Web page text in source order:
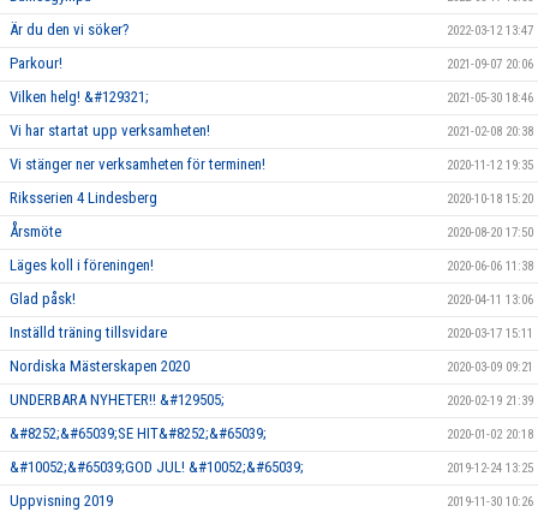
Är du den vi söker? 2022-03-12 13:47
Parkour! 2021-09-07 20:06
Vilken helg! &#129321; 2021-05-30 18:46
Vi har startat upp verksamheten! 2021-02-08 20:38
Vi stänger ner verksamheten för terminen! 2020-11-12 19:35
Riksserien 4 Lindesberg 2020-10-18 15:20
Årsmöte 2020-08-20 17:50
Läges koll i föreningen! 2020-06-06 11:38
Glad påsk! 2020-04-11 13:06
Inställd träning tillsvidare 2020-03-17 15:11
Nordiska Mästerskapen 2020 2020-03-09 09:21
UNDERBARA NYHETER!! &#129505; 2020-02-19 21:39
&#8252;&#65039;SE HIT&#8252;&#65039; 2020-01-02 20:18
&#10052;&#65039;GOD JUL! &#10052;&#65039; 2019-12-24 13:25
Uppvisning 2019 2019-11-30 10:26